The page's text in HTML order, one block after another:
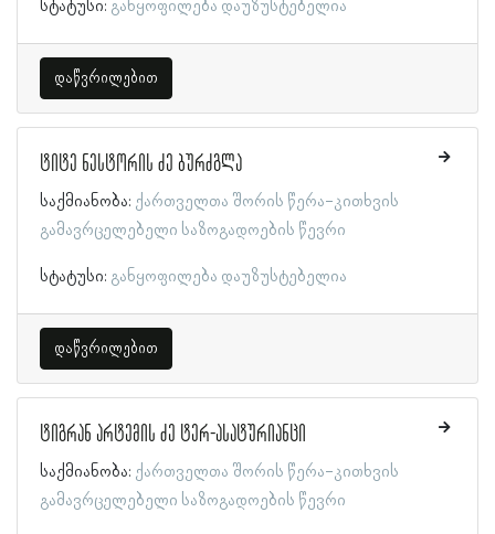
სტატუსი: განყოფილება დაუზუსტებელია
დაწვრილებით
ტიტე ნესტორის ძე ბურძგლა
საქმიანობა: ქართველთა შორის წერა-კითხვის
გამავრცელებელი საზოგადოების წევრი
სტატუსი: განყოფილება დაუზუსტებელია
დაწვრილებით
ტიგრან არტემის ძე ტერ-ასატურიანცი
საქმიანობა: ქართველთა შორის წერა-კითხვის
გამავრცელებელი საზოგადოების წევრი